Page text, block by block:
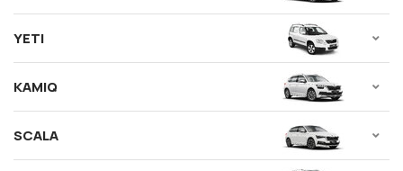
YETI
KAMIQ
SCALA